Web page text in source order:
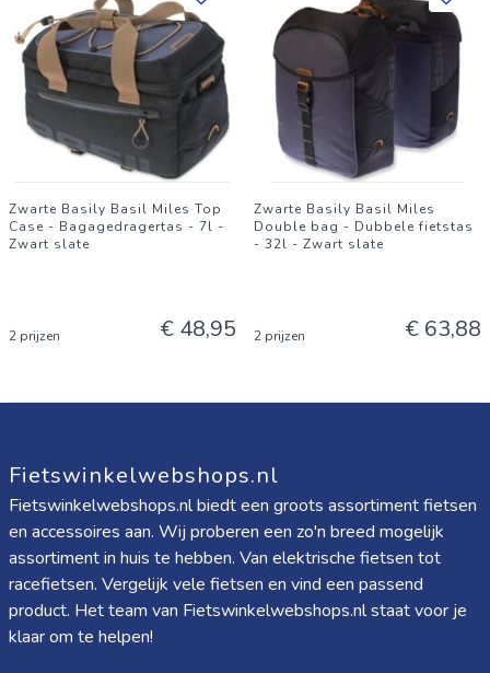
Zwarte Basily Basil Miles Top
Case - Bagagedragertas - 7l -
Zwart slate
2 prijzen € 48,95
Zwarte Basily Basil Miles
Double bag - Dubbele fietstas
- 32l - Zwart slate
2 prijzen € 63,88
Fietswinkelwebshops.nl
Fietswinkelwebshops.nl biedt een groots assortiment fietsen
en accessoires aan. Wij proberen een zo'n breed mogelijk
assortiment in huis te hebben. Van elektrische fietsen tot
racefietsen. Vergelijk vele fietsen en vind een passend
product. Het team van Fietswinkelwebshops.nl staat voor je
klaar om te helpen!